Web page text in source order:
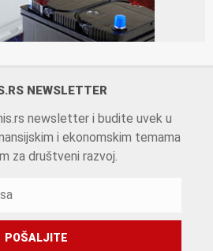
NEWSLETTER
newsletter i budite uvek u
i ekonomskim temama
za društveni razvoj.